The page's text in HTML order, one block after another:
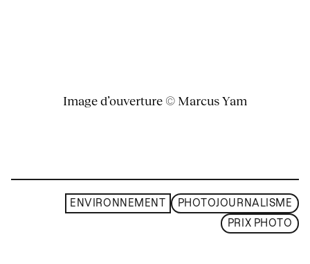
Image d’ouverture © Marcus Yam
ENVIRONNEMENT PHOTOJOURNALISME
PRIX PHOTO